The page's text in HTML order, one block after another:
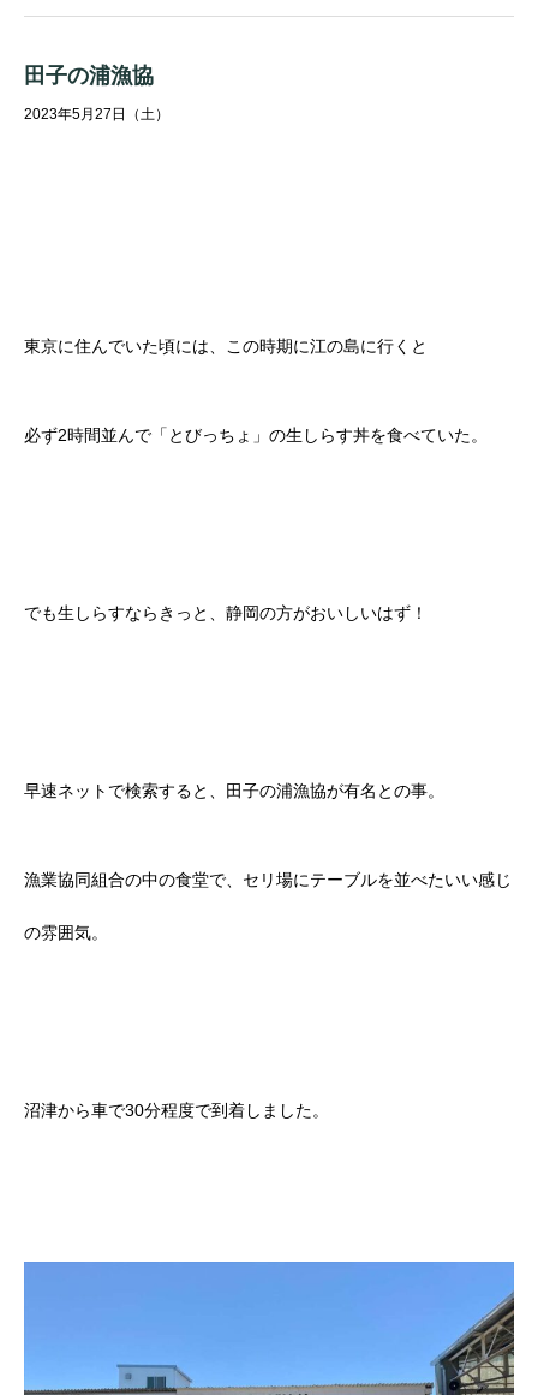
田子の浦漁協
2023年5月27日（土）
東京に住んでいた頃には、この時期に江の島に行くと
必ず2時間並んで「とびっちょ」の生しらす丼を食べていた。
でも生しらすならきっと、静岡の方がおいしいはず！
早速ネットで検索すると、田子の浦漁協が有名との事。
漁業協同組合の中の食堂で、セリ場にテーブルを並べたいい感じ
の雰囲気。
沼津から車で30分程度で到着しました。